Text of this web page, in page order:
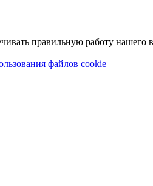
правильную работу нашего
файлов cookie